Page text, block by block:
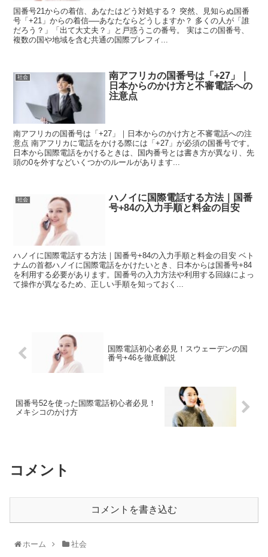
国番号21からの着信、あなたはどう対処する？ 突然、見知らぬ国番
号「+21」からの着信──あなたならどうしますか？ 多くの人が「誰
だろう？」「出て大丈夫？」と戸惑うこの番号。 実はこの国番号、
複数の国や地域を含む共通の国際プレフィ...
社会
南アフリカの国番号は「+27」｜
日本からのかけ方と不審電話への
注意点
南アフリカの国番号は「+27」｜日本からのかけ方と不審電話への注
意点 南アフリカに電話をかける際には「+27」が必須の国番号です。
日本から国際電話をかけるときは、国内番号とは書き方が異なり、先
頭の0を外すなどいくつかのルールがあります...
社会
ハノイに国際電話する方法｜国番
号+84の入力手順と料金の目安
ハノイに国際電話する方法｜国番号+84の入力手順と料金の目安 ベト
ナムの首都ハノイに国際電話をかけたいとき、日本からは国番号+84
を利用する必要があります。国番号の入力方法や利用する回線によっ
て操作が異なるため、正しい手順を知っておく...
国際電話初心者必見！スウェーデンの国
番号+46を徹底解説
国番号52を使った国際電話初心者必見！
メキシコのかけ方
コメント
コメントを書き込む
ホーム 社会